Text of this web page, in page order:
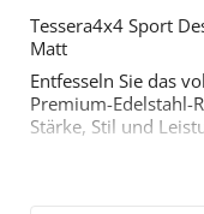
Tessera4x4 Sport
Matt
Entfesseln Sie das
Premium-Edelstahl-
Stärke, Stil und